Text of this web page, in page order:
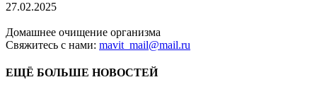
27.02.2025
Домашнее очищение организма
Свяжитесь с нами: mavit_mail@mail.ru
ЕЩЁ БОЛЬШЕ НОВОСТЕЙ